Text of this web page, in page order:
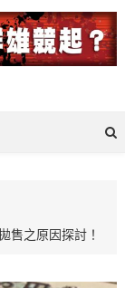
欄作家邀稿合作，
售之原因探討！